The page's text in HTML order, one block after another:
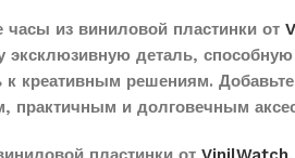
часы из виниловой пластинки от
эксклюзивную деталь,
креативным решениям.
практичным и долговечным